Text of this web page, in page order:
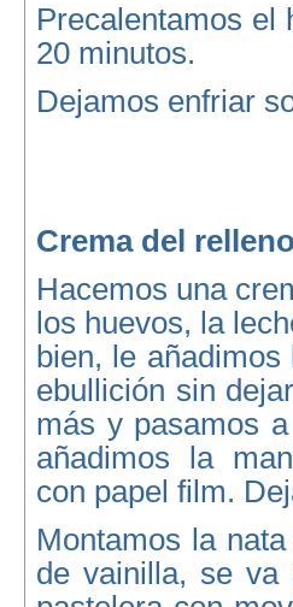
Precalentamos el
20 minutos.
Dejamos enfriar
Crema del relleno
Hacemos una
los huevos, la
bien, le
ebullición sin
más y pasamos
añadimos la
con papel film.
Montamos la
de vainilla, se va